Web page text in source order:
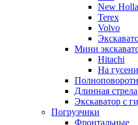
New
Terex
Volvo
Мини
Hitachi
На
Длинная стрела
Экскаватор с
Погрузчики
Фронтальные